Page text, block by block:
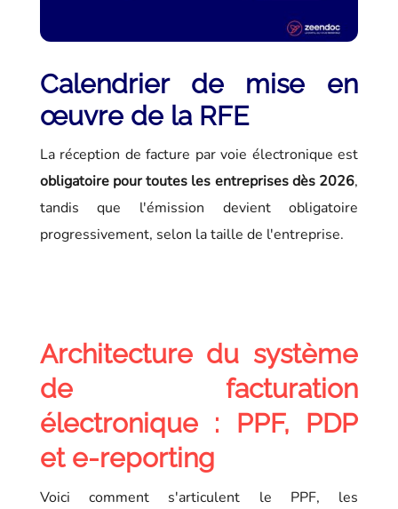
Calendrier de mise en
œuvre de la RFE
La réception de facture par voie électronique est
obligatoire pour toutes les entreprises dès 2026,
tandis que l'émission devient obligatoire
progressivement, selon la taille de l'entreprise.
Architecture du système
de facturation
électronique : PPF, PDP
et e-reporting
Voici comment s'articulent le PPF, les